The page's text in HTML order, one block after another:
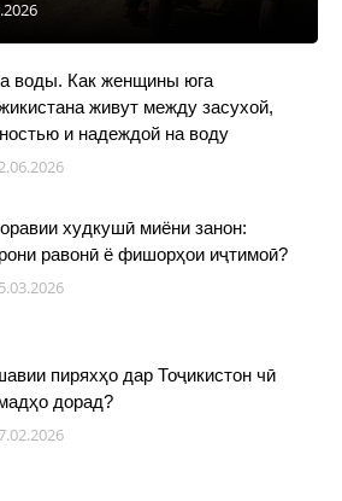
воды. Как женщины юга
живут между засухой,
и надеждой на воду
худкушӣ миёни занон:
равонӣ ё фишорҳои иҷтимоӣ?
пиряхҳо дар Тоҷикистон чӣ
дорад?